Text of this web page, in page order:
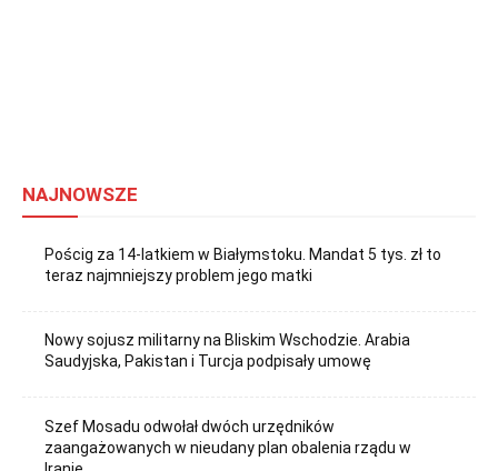
NAJNOWSZE
Pościg za 14-latkiem w Białymstoku. Mandat 5 tys. zł to
teraz najmniejszy problem jego matki
Nowy sojusz militarny na Bliskim Wschodzie. Arabia
Saudyjska, Pakistan i Turcja podpisały umowę
Szef Mosadu odwołał dwóch urzędników
zaangażowanych w nieudany plan obalenia rządu w